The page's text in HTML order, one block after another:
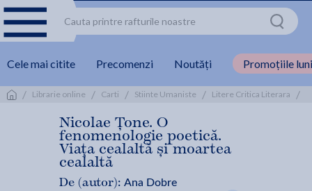
Cele mai citite Precomenzi Noutăți Promoțiile
/ Librarie online / Carti / Stiinte Umaniste / Litere Critica Literara /
Nicolae Țone. O
fenomenologie poetică.
Viața cealaltă și moartea
cealaltă
De (autor): Ana Dobre